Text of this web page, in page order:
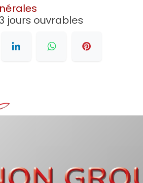
jours ouvrables